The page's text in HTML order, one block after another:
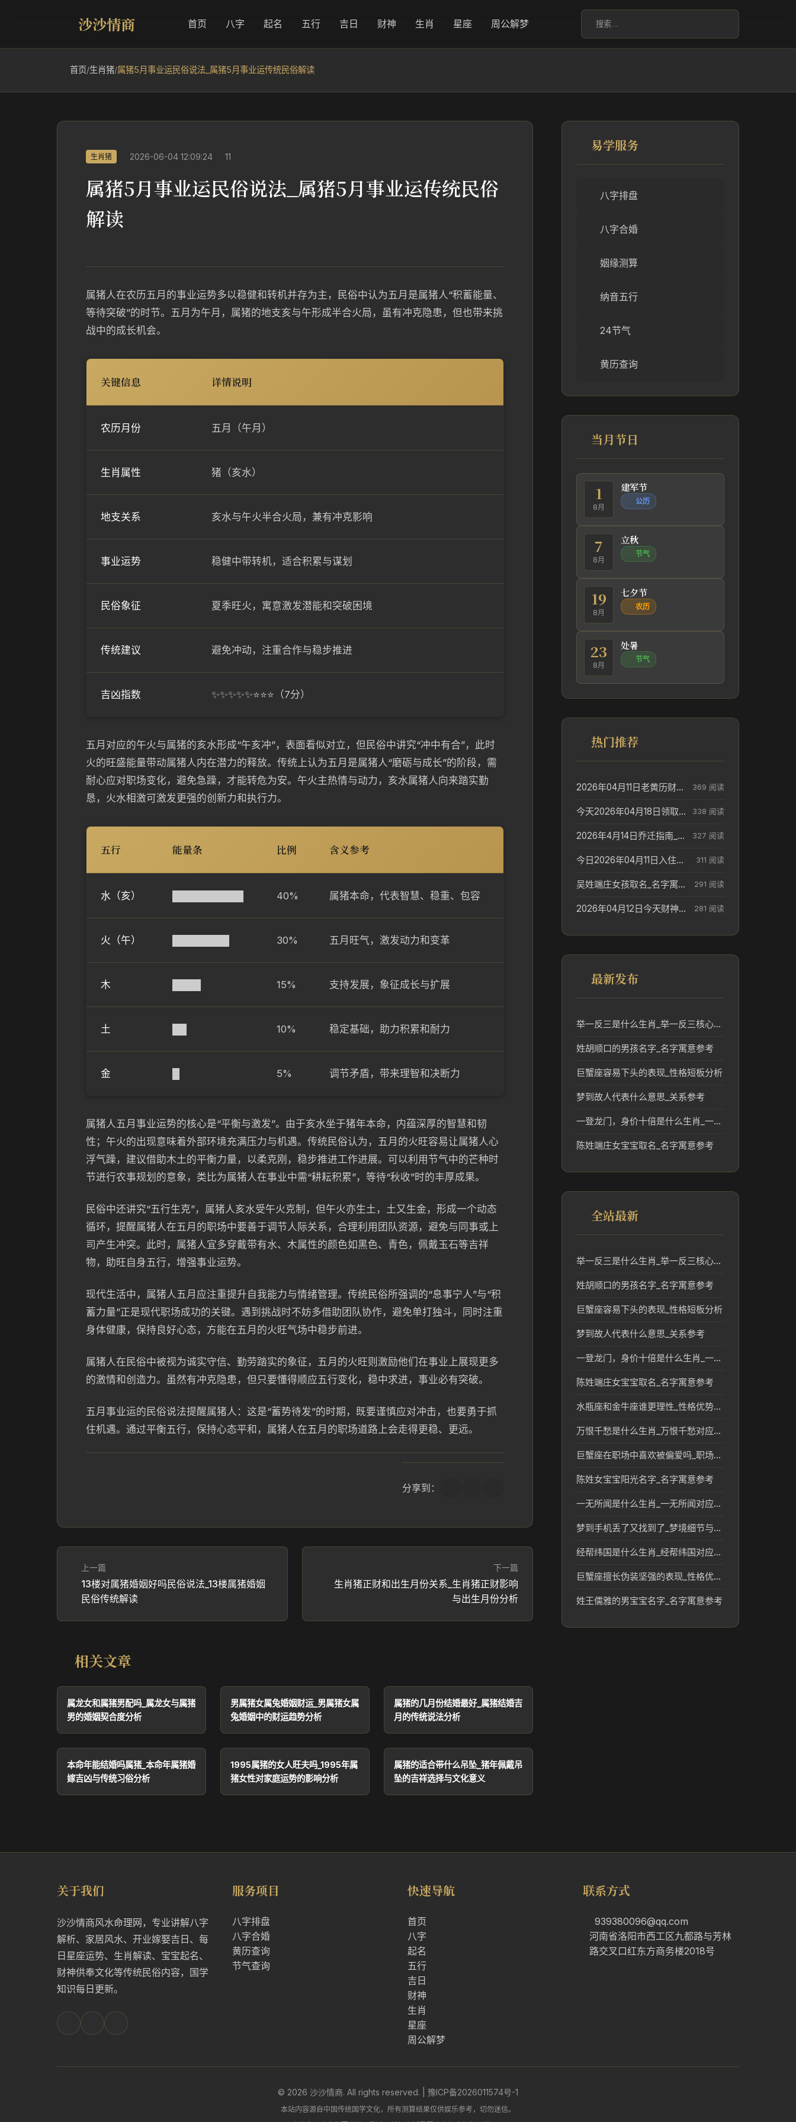
沙沙情商 首页 八字 起名 五行 吉日 财神 生肖 星座 周公解梦
首页/生肖猪/属猪5月事业运民俗说法_属猪5月事业运传统民俗解读
生肖猪 2026-06-04 12:09:24 11
属猪5月事业运民俗说法_属猪5月事业运传统民俗
解读
属猪人在农历五月的事业运势多以稳健和转机并存为主，民俗中认为五月是属猪人“积蓄能量、
等待突破”的时节。五月为午月，属猪的地支亥与午形成半合火局，虽有冲克隐患，但也带来挑
战中的成长机会。
关键信息 详情说明
农历月份 五月（午月）
生肖属性 猪（亥水）
地支关系 亥水与午火半合火局，兼有冲克影响
事业运势 稳健中带转机，适合积累与谋划
民俗象征 夏季旺火，寓意激发潜能和突破困境
传统建议 避免冲动，注重合作与稳步推进
吉凶指数 ✨✨✨✨✨⭐⭐⭐（7分）
五月对应的午火与属猪的亥水形成“午亥冲”，表面看似对立，但民俗中讲究“冲中有合”，此时
火的旺盛能量带动属猪人内在潜力的释放。传统上认为五月是属猪人“磨砺与成长”的阶段，需
耐心应对职场变化，避免急躁，才能转危为安。午火主热情与动力，亥水属猪人向来踏实勤
恳，火水相激可激发更强的创新力和执行力。
五行 能量条 比例 含义参考
水（亥） 40% 属猪本命，代表智慧、稳重、包容
火（午） 30% 五月旺气，激发动力和变革
木 15% 支持发展，象征成长与扩展
土 10% 稳定基础，助力积累和耐力
金 5% 调节矛盾，带来理智和决断力
属猪人五月事业运势的核心是“平衡与激发”。由于亥水坐于猪年本命，内蕴深厚的智慧和韧
性；午火的出现意味着外部环境充满压力与机遇。传统民俗认为，五月的火旺容易让属猪人心
浮气躁，建议借助木土的平衡力量，以柔克刚，稳步推进工作进展。可以利用节气中的芒种时
节进行农事规划的意象，类比为属猪人在事业中需“耕耘积累”，等待“秋收”时的丰厚成果。
民俗中还讲究“五行生克”，属猪人亥水受午火克制，但午火亦生土，土又生金，形成一个动态
循环，提醒属猪人在五月的职场中要善于调节人际关系，合理利用团队资源，避免与同事或上
司产生冲突。此时，属猪人宜多穿戴带有水、木属性的颜色如黑色、青色，佩戴玉石等吉祥
物，助旺自身五行，增强事业运势。
现代生活中，属猪人五月应注重提升自我能力与情绪管理。传统民俗所强调的“息事宁人”与“积
蓄力量”正是现代职场成功的关键。遇到挑战时不妨多借助团队协作，避免单打独斗，同时注重
身体健康，保持良好心态，方能在五月的火旺气场中稳步前进。
属猪人在民俗中被视为诚实守信、勤劳踏实的象征，五月的火旺则激励他们在事业上展现更多
的激情和创造力。虽然有冲克隐患，但只要懂得顺应五行变化，稳中求进，事业必有突破。
五月事业运的民俗说法提醒属猪人：这是“蓄势待发”的时期，既要谨慎应对冲击，也要勇于抓
住机遇。通过平衡五行，保持心态平和，属猪人在五月的职场道路上会走得更稳、更远。
分享到：
上一篇
13楼对属猪婚姻好吗民俗说法_13楼属猪婚姻
民俗传统解读
下一篇
生肖猪正财和出生月份关系_生肖猪正财影响
与出生月份分析
相关文章
属龙女和属猪男配吗_属龙女与属猪
男的婚姻契合度分析
男属猪女属兔婚姻财运_男属猪女属
兔婚姻中的财运趋势分析
属猪的几月份结婚最好_属猪结婚吉
月的传统说法分析
本命年能结婚吗属猪_本命年属猪婚
嫁吉凶与传统习俗分析
1995属猪的女人旺夫吗_1995年属
猪女性对家庭运势的影响分析
属猪的适合带什么吊坠_猪年佩戴吊
坠的吉祥选择与文化意义
易学服务
八字排盘
八字合婚
姻缘测算
纳音五行
24节气
黄历查询
当月节日
1
8月
建军节
公历
7
8月
立秋
节气
19
8月
七夕节
农历
23
8月
处暑
节气
热门推荐
2026年04月11日老黄历财神方位_财神方位与供奉讲究 369 阅读
今天2026年04月18日领取结婚证老黄历不适合吗_领证日期参考 338 阅读
2026年4月14日乔迁指南_搬家择日参考 327 阅读
今日2026年04月11日入住新居老黄历不适宜吗_搬家择日参考 311 阅读
吴姓端庄女孩取名_名字寓意参考 291 阅读
2026年04月12日今天财神在哪个吉位_财神方位参考 281 阅读
最新发布
举一反三是什么生肖_举一反三核心生肖含义解析
姓胡顺口的男孩名字_名字寓意参考
巨蟹座容易下头的表现_性格短板分析
梦到故人代表什么意思_关系参考
一登龙门，身价十倍是什么生肖_一登龙门身价提升的生肖象征
陈姓端庄女宝宝取名_名字寓意参考
全站最新
举一反三是什么生肖_举一反三核心生肖含义解析
姓胡顺口的男孩名字_名字寓意参考
巨蟹座容易下头的表现_性格短板分析
梦到故人代表什么意思_关系参考
一登龙门，身价十倍是什么生肖_一登龙门身价提升的生肖象征
陈姓端庄女宝宝取名_名字寓意参考
水瓶座和金牛座谁更理性_性格优势解析
万恨千愁是什么生肖_万恨千愁对应的生肖含义与文化解读
巨蟹座在职场中喜欢被偏爱吗_职场性格优势解析
陈姓女宝宝阳光名字_名字寓意参考
一无所闻是什么生肖_一无所闻对应的生肖及文化含义解析
梦到手机丢了又找到了_梦境细节与生活提醒
经帮纬国是什么生肖_经帮纬国对应生肖及文化解读
巨蟹座擅长伪装坚强的表现_性格优势解析
姓王儒雅的男宝宝名字_名字寓意参考
关于我们
沙沙情商风水命理网，专业讲解八字
解析、家居风水、开业嫁娶吉日、每
日星座运势、生肖解读、宝宝起名、
财神供奉文化等传统民俗内容，国学
知识每日更新。
服务项目
八字排盘
八字合婚
黄历查询
节气查询
快速导航
首页
八字
起名
五行
吉日
财神
生肖
星座
周公解梦
联系方式
939380096@qq.com
河南省洛阳市西工区九都路与芳林
路交叉口红东方商务楼2018号
© 2026 沙沙情商. All rights reserved. | 豫ICP备2026011574号-1
本站内容源自中国传统国学文化，所有测算结果仅供娱乐参考，切勿迷信。